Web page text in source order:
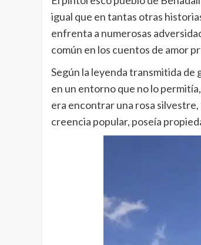
igual que en tantas otras
enfrenta a numerosas
común en los cuentos de amor
Según la leyenda transmitida de
en un entorno que no lo
era encontrar una rosa
creencia popular, poseía